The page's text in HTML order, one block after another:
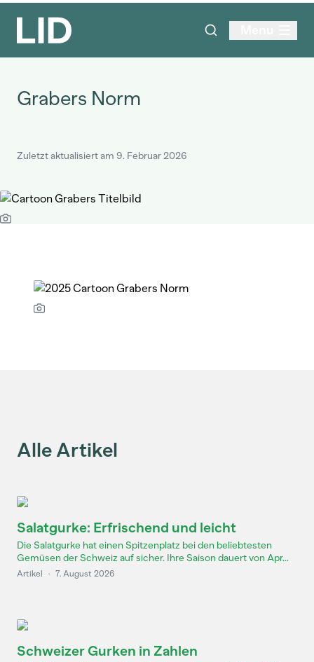
Grabers Norm
Zuletzt aktualisiert am 9. Februar 2026
Alle Artikel
Salatgurke: Erfrischend und leicht
Die Salatgurke hat einen Spitzenplatz bei den beliebtesten
Gemüsen der Schweiz auf sicher. Ihre Saison dauert von Apr...
Artikel · 7. August 2026
Schweizer Gurken in Zahlen